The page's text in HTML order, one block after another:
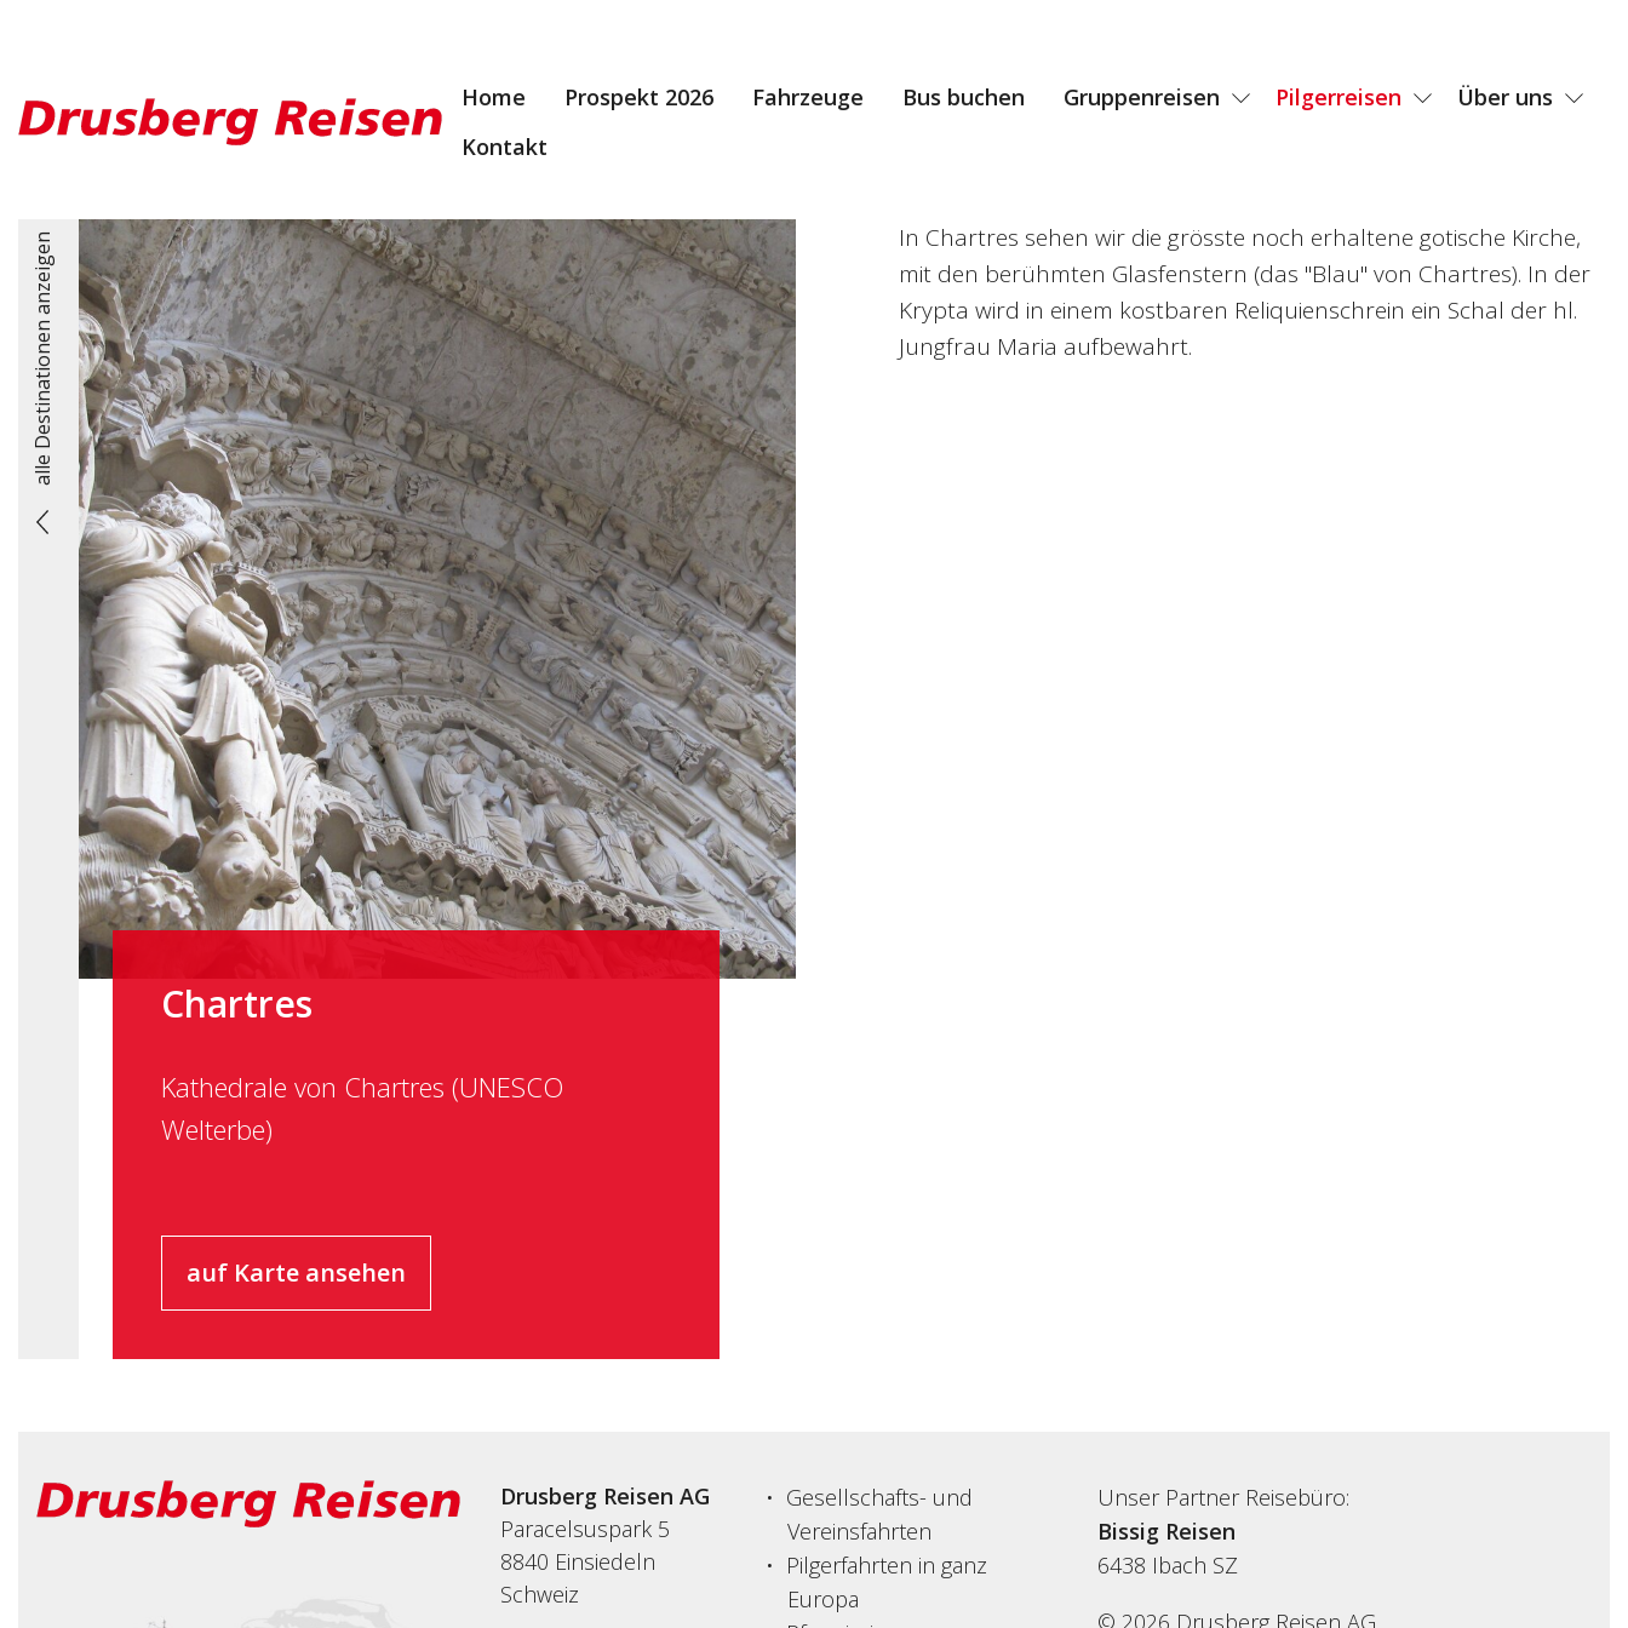
Home Prospekt 2026 Fahrzeuge Bus buchen Gruppenreisen Pilgerreisen
Über uns
Kontakt
alle Destinationen anzeigen
Chartres
Kathedrale von Chartres (UNESCO
Welterbe)
auf Karte ansehen
In Chartres sehen wir die grösste noch erhaltene gotische Kirche,
mit den berühmten Glasfenstern (das "Blau" von Chartres). In der
Krypta wird in einem kostbaren Reliquienschrein ein Schal der hl.
Jungfrau Maria aufbewahrt.
Drusberg Reisen AG
Paracelsuspark 5
8840 Einsiedeln
Schweiz
Gesellschafts- und
Vereinsfahrten
Pilgerfahrten in ganz
Europa
Unser Partner Reisebüro:
Bissig Reisen
6438 Ibach SZ
© 2026 Drusberg Reisen AG